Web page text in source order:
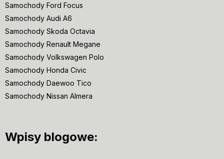
Samochody Ford Focus
Samochody Audi A6
Samochody Skoda Octavia
Samochody Renault Megane
Samochody Volkswagen Polo
Samochody Honda Civic
Samochody Daewoo Tico
Samochody Nissan Almera
Wpisy blogowe: